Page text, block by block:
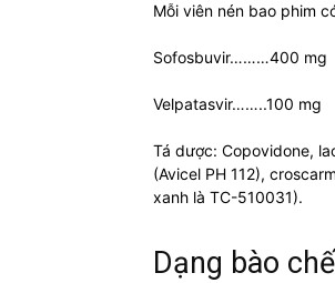
Mỗi viên nén bao phim
Sofosbuvir………400 mg
Velpatasvir……..100 mg
Tá dược: Copovidone,
(Avicel PH 112),
xanh là TC-510031).
Dạng bào chế